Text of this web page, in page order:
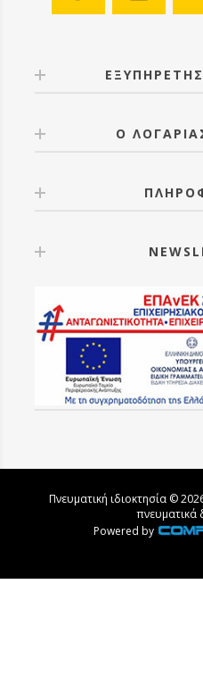
Ο
Πνευματική ιδιοκτησία ©
πνευματικά
Powered by